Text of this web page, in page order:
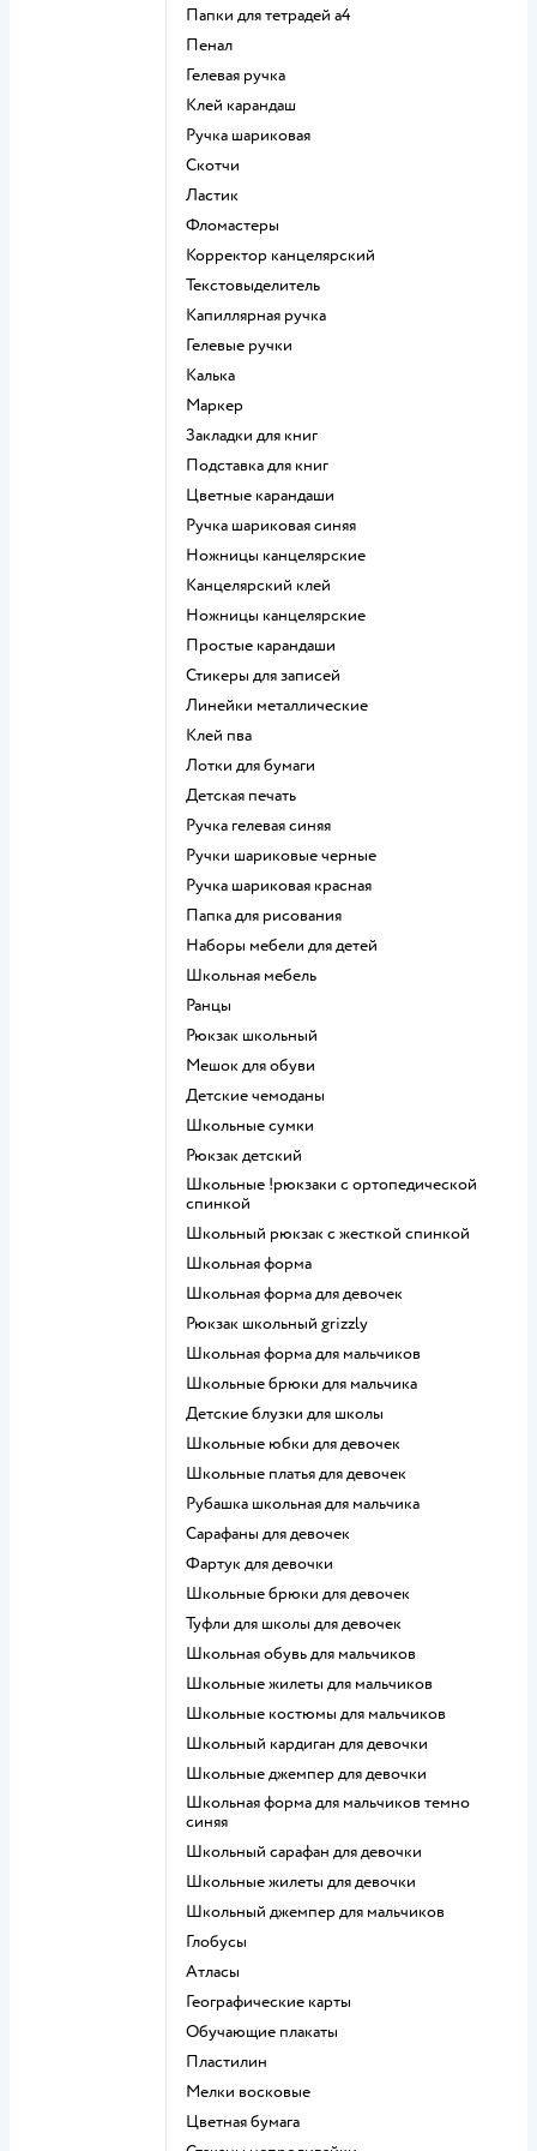
Папки для тетрадей а4
Пенал
Гелевая ручка
Клей карандаш
Ручка шариковая
Скотчи
Ластик
Фломастеры
Корректор канцелярский
Текстовыделитель
Капиллярная ручка
Гелевые ручки
Калька
Маркер
Закладки для книг
Подставка для книг
Цветные карандаши
Ручка шариковая синяя
Ножницы канцелярские
Канцелярский клей
Ножницы канцелярские
Простые карандаши
Стикеры для записей
Линейки металлические
Клей пва
Лотки для бумаги
Детская печать
Ручка гелевая синяя
Ручки шариковые черные
Ручка шариковая красная
Папка для рисования
Наборы мебели для детей
Школьная мебель
Ранцы
Рюкзак школьный
Мешок для обуви
Детские чемоданы
Школьные сумки
Рюкзак детский
Школьные !рюкзаки с ортопедической
спинкой
Школьный рюкзак с жесткой спинкой
Школьная форма
Школьная форма для девочек
Рюкзак школьный grizzly
Школьная форма для мальчиков
Школьные брюки для мальчика
Детские блузки для школы
Школьные юбки для девочек
Школьные платья для девочек
Рубашка школьная для мальчика
Сарафаны для девочек
Фартук для девочки
Школьные брюки для девочек
Туфли для школы для девочек
Школьная обувь для мальчиков
Школьные жилеты для мальчиков
Школьные костюмы для мальчиков
Школьный кардиган для девочки
Школьные джемпер для девочки
Школьная форма для мальчиков темно
синяя
Школьный сарафан для девочки
Школьные жилеты для девочки
Школьный джемпер для мальчиков
Глобусы
Атласы
Географические карты
Обучающие плакаты
Пластилин
Мелки восковые
Цветная бумага